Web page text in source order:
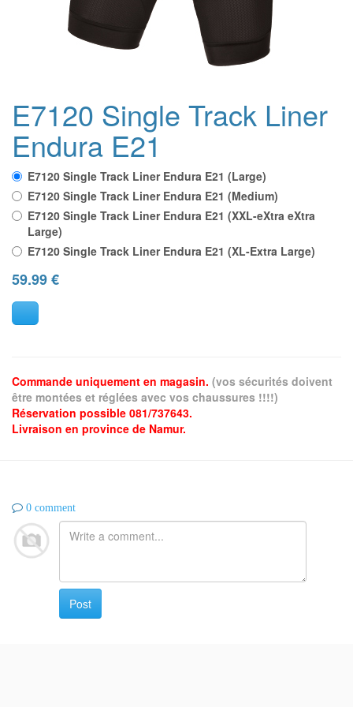
E7120 Single Track Liner
Endura E21
E7120 Single Track Liner Endura E21 (Large)
E7120 Single Track Liner Endura E21 (Medium)
E7120 Single Track Liner Endura E21 (XXL-eXtra eXtra
Large)
E7120 Single Track Liner Endura E21 (XL-Extra Large)
59.99€
Commande uniquement en magasin. (vos sécurités doivent
être montées et réglées avec vos chaussures !!!!)
Réservation possible 081/737643.
Livraison en province de Namur.
0 comment
Post